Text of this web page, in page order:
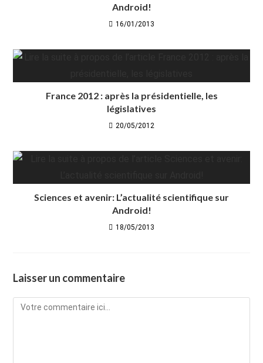
Android!
16/01/2013
France 2012 : après la présidentielle, les
législatives
20/05/2012
Sciences et avenir: L’actualité scientifique sur
Android!
18/05/2013
Laisser un commentaire
Comment